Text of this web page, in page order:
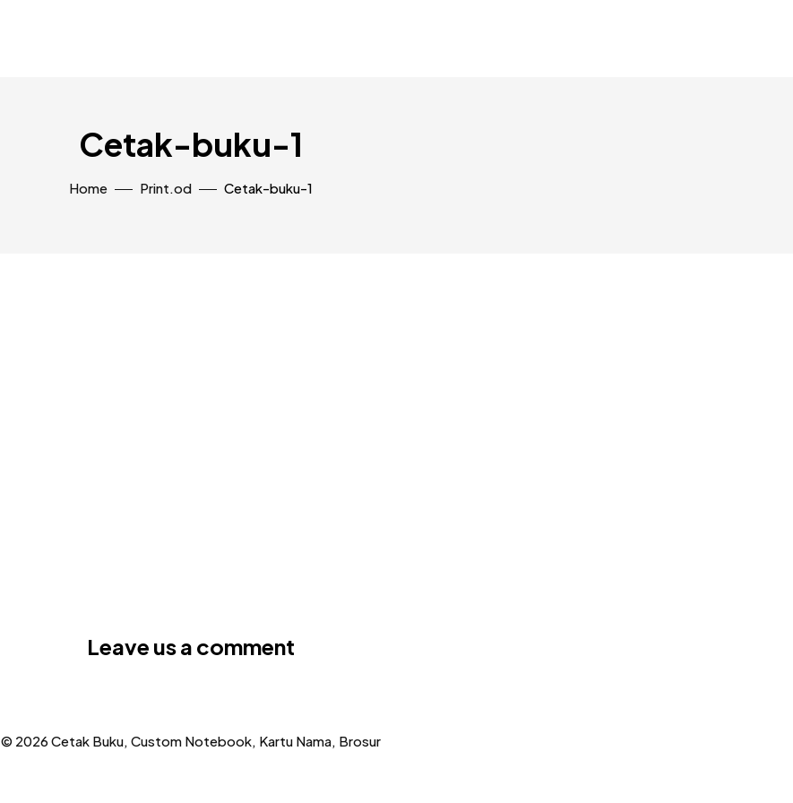
Cetak-buku-1
Home Print.od Cetak-buku-1
Leave us a comment
© 2026 Cetak Buku, Custom Notebook, Kartu Nama, Brosur